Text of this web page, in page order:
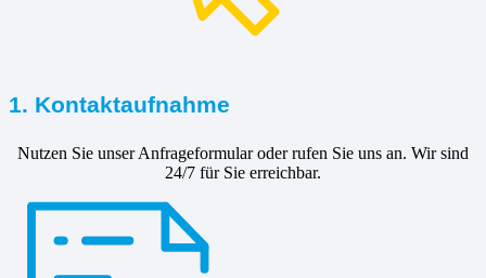
1. Kontaktaufnahme
Nutzen Sie unser Anfrageformular oder rufen Sie uns an. Wir sind
24/7 für Sie erreichbar.